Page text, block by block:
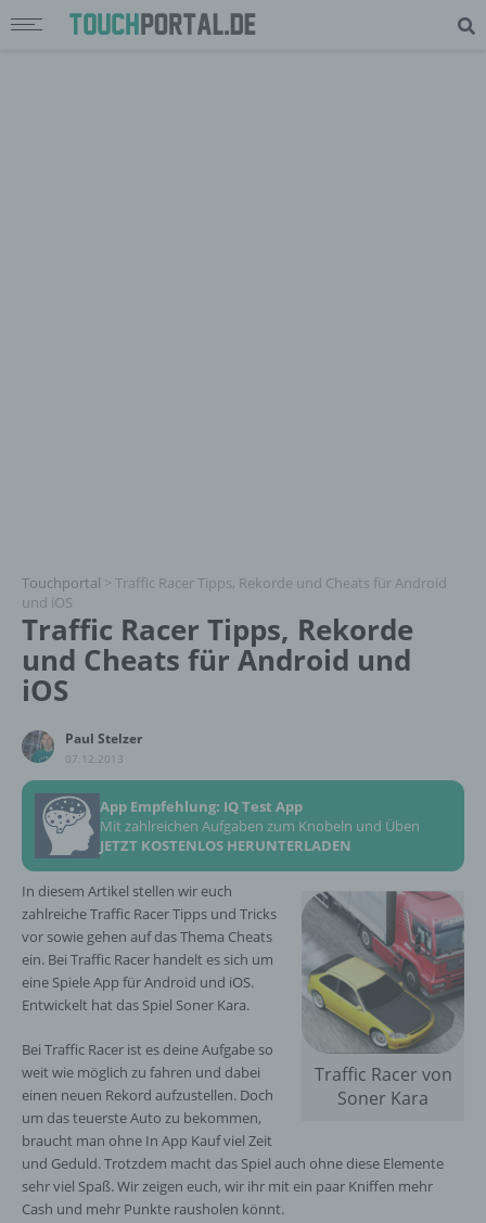
Touchportal > Traffic Racer Tipps, Rekorde und Cheats für Android
und iOS
Traffic Racer Tipps, Rekorde
und Cheats für Android und
iOS
Paul Stelzer
07.12.2013
App Empfehlung: IQ Test App
Mit zahlreichen Aufgaben zum Knobeln und Üben
JETZT KOSTENLOS HERUNTERLADEN
Traffic Racer von
Soner Kara
In diesem Artikel stellen wir euch
zahlreiche Traffic Racer Tipps und Tricks
vor sowie gehen auf das Thema Cheats
ein. Bei Traffic Racer handelt es sich um
eine Spiele App für Android und iOS.
Entwickelt hat das Spiel Soner Kara.
Bei Traffic Racer ist es deine Aufgabe so
weit wie möglich zu fahren und dabei
einen neuen Rekord aufzustellen. Doch
um das teuerste Auto zu bekommen,
braucht man ohne In App Kauf viel Zeit
und Geduld. Trotzdem macht das Spiel auch ohne diese Elemente
sehr viel Spaß. Wir zeigen euch, wir ihr mit ein paar Kniffen mehr
Cash und mehr Punkte rausholen könnt.